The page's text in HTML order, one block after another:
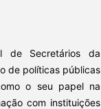
de Secretários da
de políticas públicas
o seu papel na
com instituições